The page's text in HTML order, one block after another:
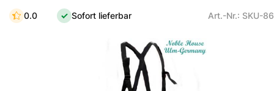
0.0 Sofort lieferbar Art.-Nr.: SKU-